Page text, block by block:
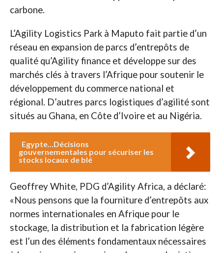
carbone.
L’Agility Logistics Park à Maputo fait partie d’un
réseau en expansion de parcs d’entrepôts de
qualité qu’Agility finance et développe sur des
marchés clés à travers l’Afrique pour soutenir le
développement du commerce national et
régional. D’autres parcs logistiques d’agilité sont
situés au Ghana, en Côte d’Ivoire et au Nigéria.
Egypte...Décisions
gouvernementales pour sécuriser les
stocks locaux de blé
Geoffrey White, PDG d’Agility Africa, a déclaré:
«Nous pensons que la fourniture d’entrepôts aux
normes internationales en Afrique pour le
stockage, la distribution et la fabrication légère
est l’un des éléments fondamentaux nécessaires